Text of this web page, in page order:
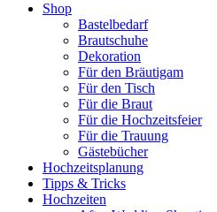
Shop
Bastelbedarf
Brautschuhe
Dekoration
Für den Bräutigam
Für den Tisch
Für die Braut
Für die Hochzeitsfeier
Für die Trauung
Gästebücher
Hochzeitsplanung
Tipps & Tricks
Hochzeiten